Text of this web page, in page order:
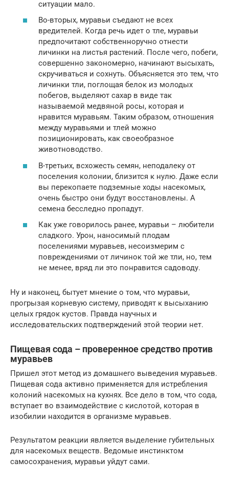
ситуации мало.
Во-вторых, муравьи съедают не всех
вредителей. Когда речь идет о тле, муравьи
предпочитают собственноручно отнести
личинки на листья растений. После чего, побеги,
совершенно закономерно, начинают высыхать,
скручиваться и сохнуть. Объясняется это тем, что
личинки тли, поглощая белок из молодых
побегов, выделяют сахар в виде так
называемой медвяной росы, которая и
нравится муравьям. Таким образом, отношения
между муравьями и тлей можно
позиционировать, как своеобразное
животноводство.
В-третьих, всхожесть семян, неподалеку от
поселения колонии, близится к нулю. Даже если
вы перекопаете подземные ходы насекомых,
очень быстро они будут восстановлены. А
семена бесследно пропадут.
Как уже говорилось ранее, муравьи – любители
сладкого. Урон, наносимый плодам
поселениями муравьев, несоизмерим с
повреждениями от личинок той же тли, но, тем
не менее, вряд ли это понравится садоводу.
Ну и наконец, бытует мнение о том, что муравьи,
прогрызая корневую систему, приводят к высыханию
целых грядок кустов. Правда научных и
исследовательских подтверждений этой теории нет.
Пищевая сода – проверенное средство против
муравьев
Пришел этот метод из домашнего выведения муравьев.
Пищевая сода активно применяется для истребления
колоний насекомых на кухнях. Все дело в том, что сода,
вступает во взаимодействие с кислотой, которая в
изобилии находится в организме муравьев.
Результатом реакции является выделение губительных
для насекомых веществ. Ведомые инстинктом
самосохранения, муравьи уйдут сами.